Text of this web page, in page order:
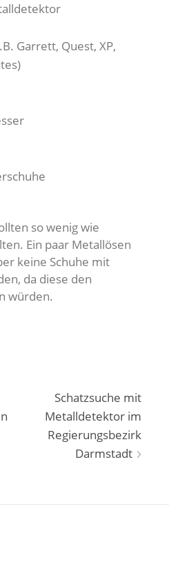
Garrett, Quest, XP,
so wenig wie
Ein paar Metallösen
keine Schuhe mit
da diese den
würden.
Schatzsuche mit
Metalldetektor im
Regierungsbezirk
Darmstadt